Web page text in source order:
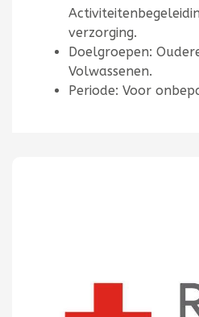
verzorging.
Doelgroepen:
Volwassenen.
Periode: Voor